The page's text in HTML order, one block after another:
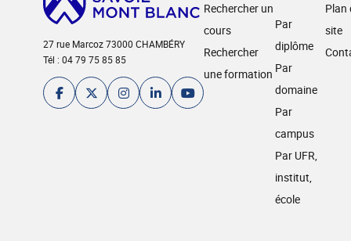
27 rue Marcoz 73000 CHAMBÉRY
Tél : 04 79 75 85 85
Rechercher un
cours
Rechercher
une formation
Par
diplôme
Par
domaine
Par
campus
Par UFR,
institut,
école
Plan
site